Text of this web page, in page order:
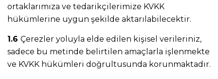
ortaklarımıza ve tedarikçilerimize KVKK
hükümlerine uygun şekilde aktarılabilecektir.
1.6 Çerezler yoluyla elde edilen kişisel verileriniz,
sadece bu metinde belirtilen amaçlarla işlenmekte
ve KVKK hükümleri doğrultusunda korunmaktadır.